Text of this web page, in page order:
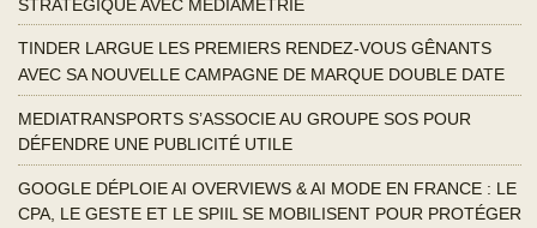
STRATÉGIQUE AVEC MÉDIAMÉTRIE
TINDER LARGUE LES PREMIERS RENDEZ-VOUS GÊNANTS
AVEC SA NOUVELLE CAMPAGNE DE MARQUE DOUBLE DATE
MEDIATRANSPORTS S’ASSOCIE AU GROUPE SOS POUR
DÉFENDRE UNE PUBLICITÉ UTILE
GOOGLE DÉPLOIE AI OVERVIEWS & AI MODE EN FRANCE : LE
CPA, LE GESTE ET LE SPIIL SE MOBILISENT POUR PROTÉGER